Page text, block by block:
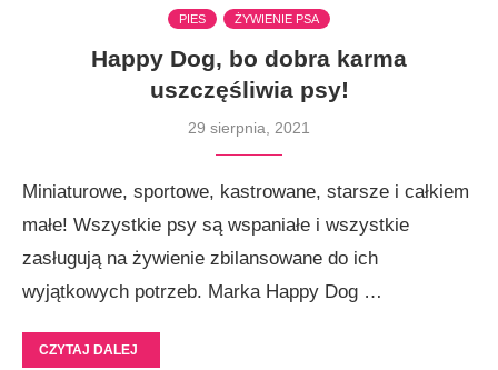
PIES ŻYWIENIE PSA
Happy Dog, bo dobra karma
uszczęśliwia psy!
29 sierpnia, 2021
Miniaturowe, sportowe, kastrowane, starsze i całkiem
małe! Wszystkie psy są wspaniałe i wszystkie
zasługują na żywienie zbilansowane do ich
wyjątkowych potrzeb. Marka Happy Dog …
CZYTAJ DALEJ